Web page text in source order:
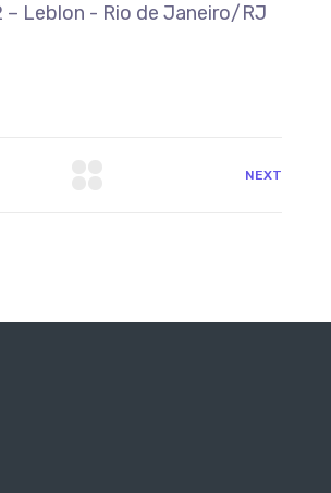
Leblon - Rio de Janeiro/RJ
NEXT